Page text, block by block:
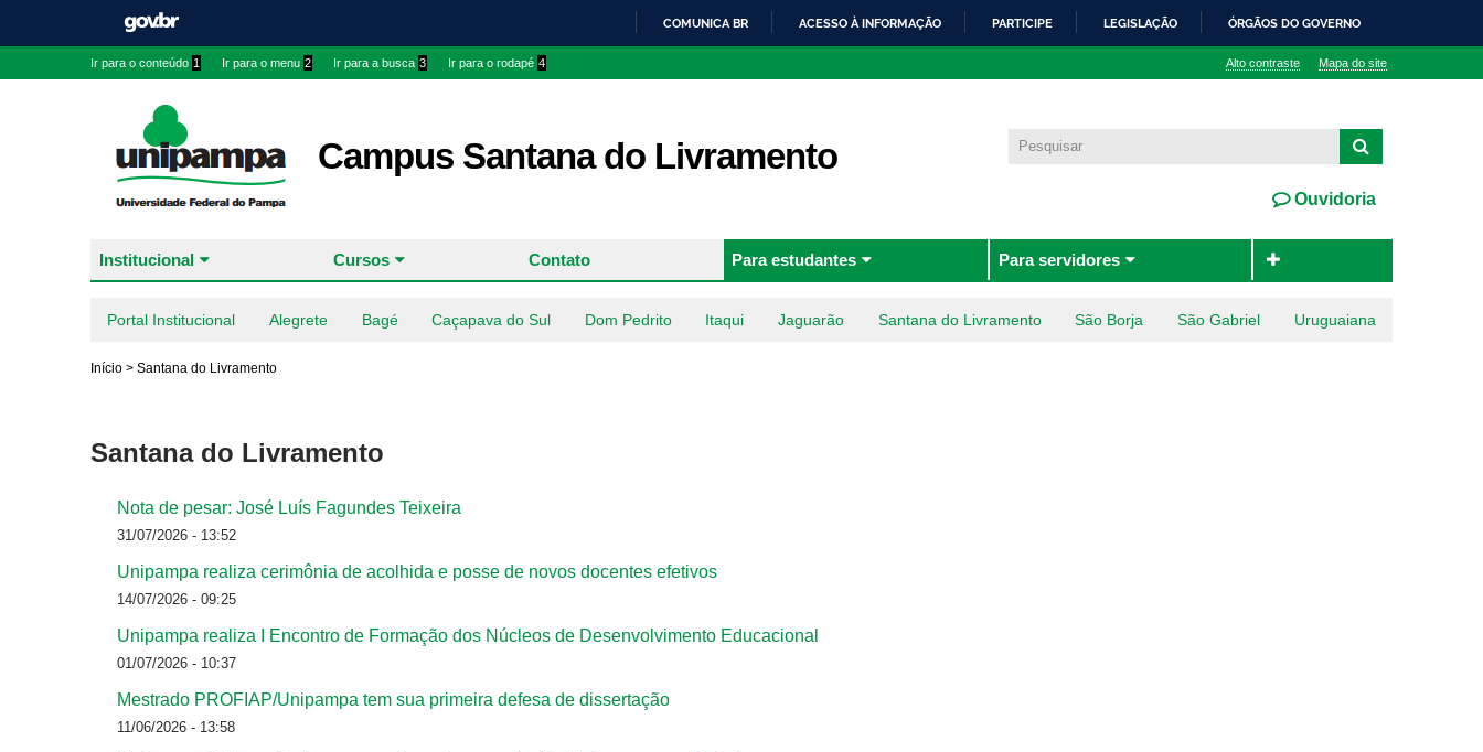
COMUNICA BR ACESSO À INFORMAÇÃO PARTICIPE LEGISLAÇÃO ÓRGÃOS DO GOVERNO
Ir para o conteúdo 1 Ir para o menu 2 Ir para a busca 3 Ir para o rodapé 4 Alto contraste Mapa do site
Campus Santana do Livramento
Ouvidoria
Institucional Cursos Contato Para estudantes Para servidores
Portal Institucional Alegrete Bagé Caçapava do Sul Dom Pedrito Itaqui Jaguarão Santana do Livramento São Borja São Gabriel Uruguaiana
Início > Santana do Livramento
Santana do Livramento
Nota de pesar: José Luís Fagundes Teixeira
31/07/2026 - 13:52
Unipampa realiza cerimônia de acolhida e posse de novos docentes efetivos
14/07/2026 - 09:25
Unipampa realiza I Encontro de Formação dos Núcleos de Desenvolvimento Educacional
01/07/2026 - 10:37
Mestrado PROFIAP/Unipampa tem sua primeira defesa de dissertação
11/06/2026 - 13:58